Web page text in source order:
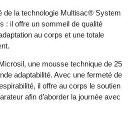
de la technologie Multisac® System
: il offre un sommeil de qualité
au corps et une totale
une mousse technique de 25
adaptabilité. Avec une fermeté de
il offre au corps le soutien
afin d’aborder la journée avec